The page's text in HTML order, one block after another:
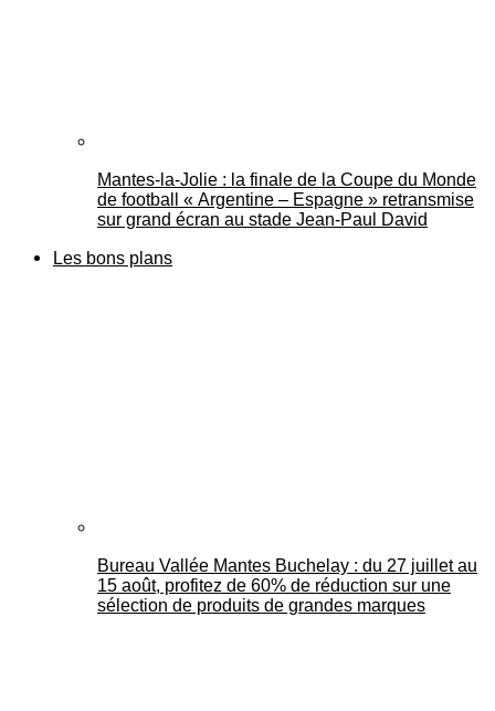
Mantes-la-Jolie : la finale de la Coupe du Monde
de football « Argentine – Espagne » retransmise
sur grand écran au stade Jean-Paul David
Les bons plans
Bureau Vallée Mantes Buchelay : du 27 juillet au
15 août, profitez de 60% de réduction sur une
sélection de produits de grandes marques